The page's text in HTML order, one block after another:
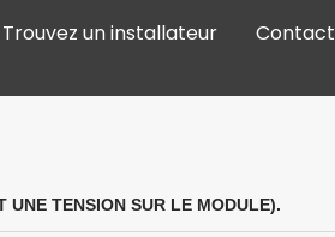
Trouvez un installateur Contact
UNE TENSION SUR LE MODULE).